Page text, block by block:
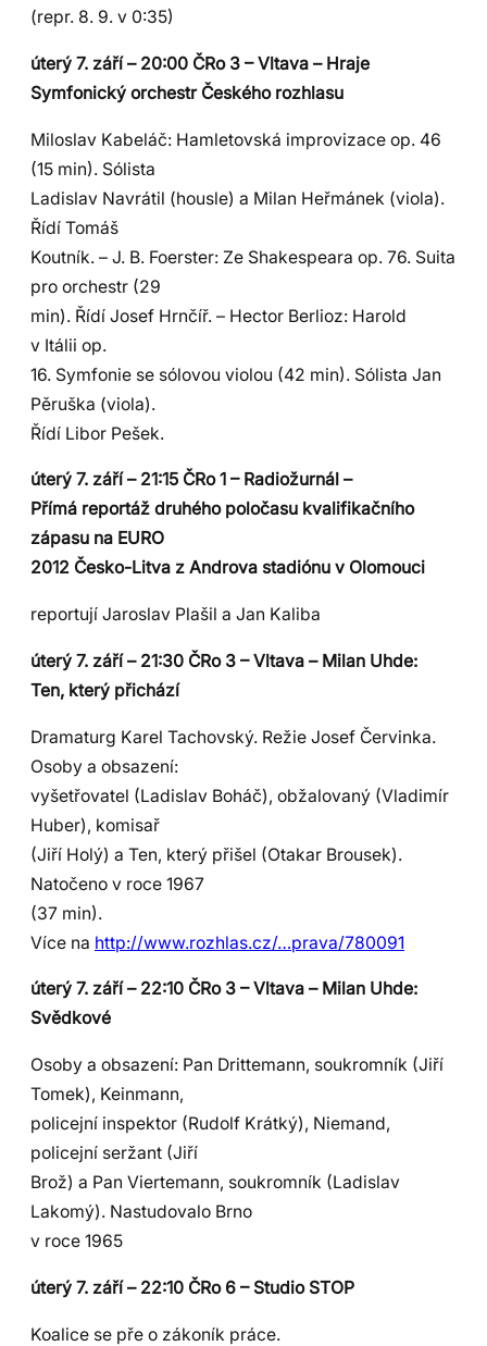
(repr. 8. 9. v 0:35)
úterý 7. září – 20:00 ČRo 3 – Vltava – Hraje
Symfonický orchestr Českého rozhlasu
Miloslav Kabeláč: Hamletovská improvizace op. 46
(15 min). Sólista
Ladislav Navrátil (housle) a Milan Heřmánek (viola).
Řídí Tomáš
Koutník. – J. B. Foerster: Ze Shakespeara op. 76. Suita
pro orchestr (29
min). Řídí Josef Hrnčíř. – Hector Berlioz: Harold
v Itálii op.
16. Symfonie se sólovou violou (42 min). Sólista Jan
Pěruška (viola).
Řídí Libor Pešek.
úterý 7. září – 21:15 ČRo 1 – Radiožurnál –
Přímá reportáž druhého poločasu kvalifikačního
zápasu na EURO
2012 Česko-Litva z Androva stadiónu v Olomouci
reportují Jaroslav Plašil a Jan Kaliba
úterý 7. září – 21:30 ČRo 3 – Vltava – Milan Uhde:
Ten, který přichází
Dramaturg Karel Tachovský. Režie Josef Červinka.
Osoby a obsazení:
vyšetřovatel (Ladislav Boháč), obžalovaný (Vladimír
Huber), komisař
(Jiří Holý) a Ten, který přišel (Otakar Brousek).
Natočeno v roce 1967
(37 min).
Více na http://www.rozhlas.cz/…prava/780091
úterý 7. září – 22:10 ČRo 3 – Vltava – Milan Uhde:
Svědkové
Osoby a obsazení: Pan Drittemann, soukromník (Jiří
Tomek), Keinmann,
policejní inspektor (Rudolf Krátký), Niemand,
policejní seržant (Jiří
Brož) a Pan Viertemann, soukromník (Ladislav
Lakomý). Nastudovalo Brno
v roce 1965
úterý 7. září – 22:10 ČRo 6 – Studio STOP
Koalice se pře o zákoník práce.